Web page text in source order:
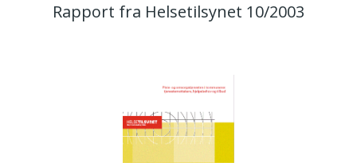
Rapport fra Helsetilsynet 10/2003